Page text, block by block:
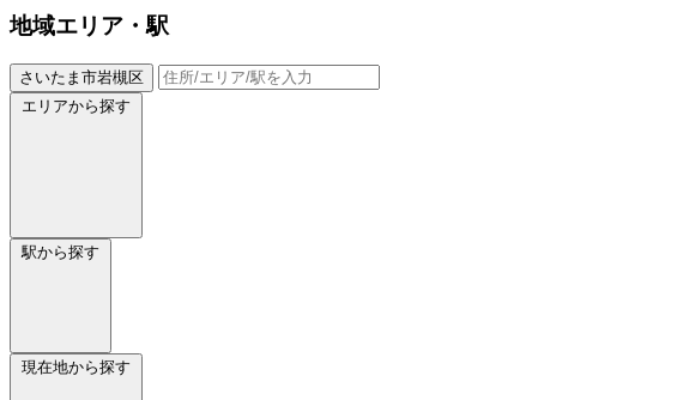
地域エリア・駅
さいたま市岩槻区
エリアから探す
駅から探す
現在地から探す